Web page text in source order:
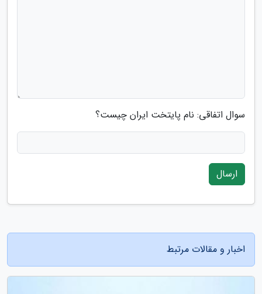
سوال اتفاقی: نام پایتخت ایران چیست؟
ارسال
اخبار و مقالات مرتبط